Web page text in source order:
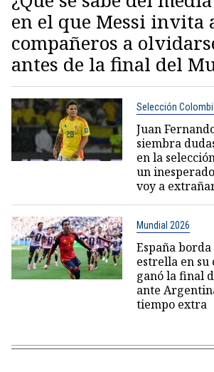
en el que Messi invita
compañeros a
antes de la final del
Selección
Juan
siembra
en la
un
voy a
Mundial 2026
España
estrella en su
ganó la final
ante
tiempo extra